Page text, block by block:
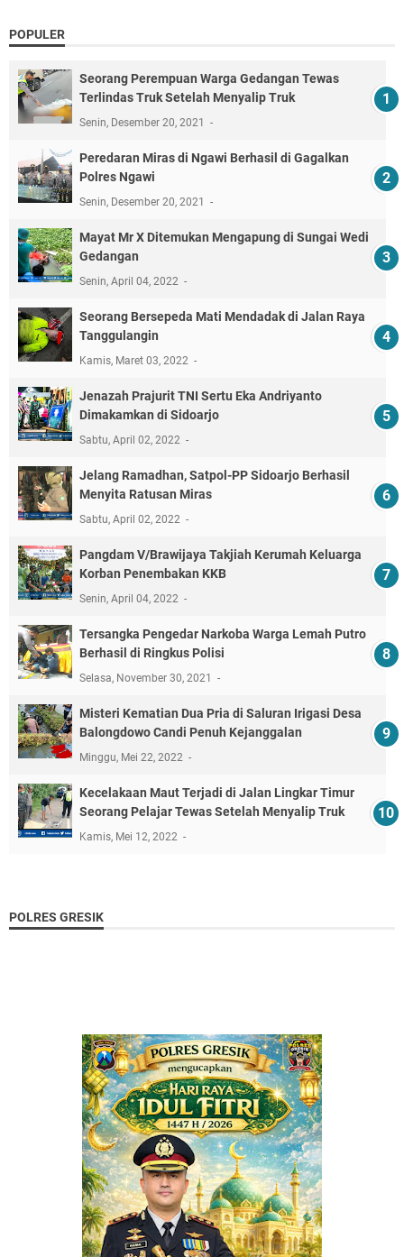
POPULER
Seorang Perempuan Warga Gedangan Tewas
Terlindas Truk Setelah Menyalip Truk
Senin, Desember 20, 2021
Peredaran Miras di Ngawi Berhasil di Gagalkan
Polres Ngawi
Senin, Desember 20, 2021
Mayat Mr X Ditemukan Mengapung di Sungai Wedi
Gedangan
Senin, April 04, 2022
Seorang Bersepeda Mati Mendadak di Jalan Raya
Tanggulangin
Kamis, Maret 03, 2022
Jenazah Prajurit TNI Sertu Eka Andriyanto
Dimakamkan di Sidoarjo
Sabtu, April 02, 2022
Jelang Ramadhan, Satpol-PP Sidoarjo Berhasil
Menyita Ratusan Miras
Sabtu, April 02, 2022
Pangdam V/Brawijaya Takjiah Kerumah Keluarga
Korban Penembakan KKB
Senin, April 04, 2022
Tersangka Pengedar Narkoba Warga Lemah Putro
Berhasil di Ringkus Polisi
Selasa, November 30, 2021
Misteri Kematian Dua Pria di Saluran Irigasi Desa
Balongdowo Candi Penuh Kejanggalan
Minggu, Mei 22, 2022
Kecelakaan Maut Terjadi di Jalan Lingkar Timur
Seorang Pelajar Tewas Setelah Menyalip Truk
Kamis, Mei 12, 2022
POLRES GRESIK